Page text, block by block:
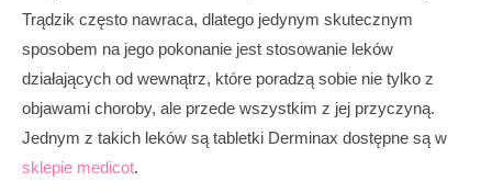
Trądzik często nawraca, dlatego jedynym skutecznym
sposobem na jego pokonanie jest stosowanie leków
działających od wewnątrz, które poradzą sobie nie tylko z
objawami choroby, ale przede wszystkim z jej przyczyną.
Jednym z takich leków są tabletki Derminax dostępne są w
sklepie medicot.